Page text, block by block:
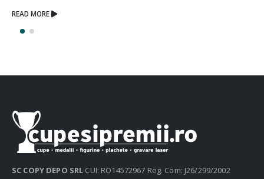
READ MORE
SC COPY DEPO SRL CUI: RO14572967 Reg. Com: J26/299/2002